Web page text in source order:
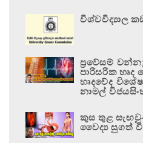
විශ්වවිද්‍යාල
ප්‍රවේසම්
පාරිසරික හෘද
හෘදවේද
නාමල්
කුස තුළ
වෛද්‍ය සුගත්